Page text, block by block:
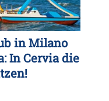
in Milano
In Cervia die